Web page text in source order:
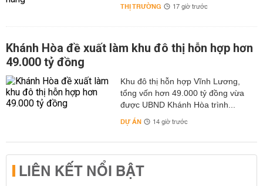
THỊ TRƯỜNG 17 giờ trước
Khánh Hòa đề xuất làm khu đô thị hỗn hợp hơn
49.000 tỷ đồng
Khu đô thị hỗn hợp Vĩnh Lương,
tổng vốn hơn 49.000 tỷ đồng vừa
được UBND Khánh Hòa trình...
DỰ ÁN 14 giờ trước
LIÊN KẾT NỔI BẬT